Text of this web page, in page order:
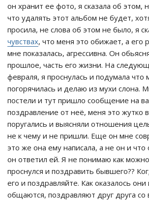
он хранит ее фото, я сказала об этом,
что удалять этот альбом не будет,
просила, не слова об этом не было, я
чувствах, что меня это обижает, а его
мне показалась, агрессивна. Он
прошлое, часть его жизни. На
февраля, я проснулась и подумала что
погорячилась и делаю из мухи слона.
постели и тут пришло сообщение на
поздравление от неё, меня это жутко
поругались и выясняли отношения
не к чему и не пришли. Еще он мне
это же она ему написала, а не он и что
он ответил ей. Я не понимаю как можно
проснулся и поздравить бывшего??
его и поздравляйте. Как оказалось они
общаются, поздравляют друг друга со